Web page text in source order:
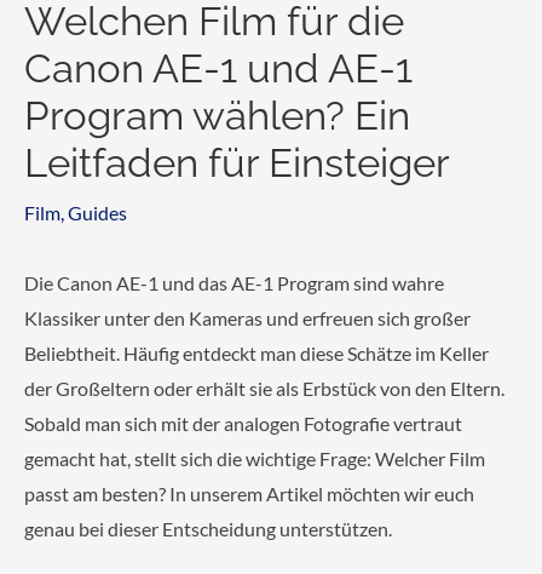
Welchen Film für die
Canon AE-1 und AE-1
Program wählen? Ein
Leitfaden für Einsteiger
Film,Guides
Die Canon AE-1 und das AE-1 Program sind wahre
Klassiker unter den Kameras und erfreuen sich großer
Beliebtheit. Häufig entdeckt man diese Schätze im Keller
der Großeltern oder erhält sie als Erbstück von den Eltern.
Sobald man sich mit der analogen Fotografie vertraut
gemacht hat, stellt sich die wichtige Frage: Welcher Film
passt am besten? In unserem Artikel möchten wir euch
genau bei dieser Entscheidung unterstützen.